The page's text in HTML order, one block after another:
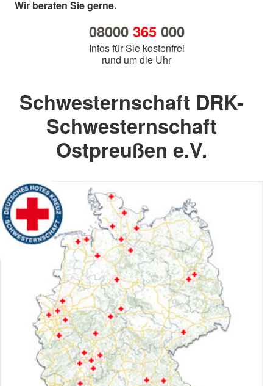
Wir beraten Sie gerne.
08000 365000
Infos für Sie kostenfrei
rund um die Uhr
Schwesternschaft DRK-
Schwesternschaft
Ostpreußen e.V.